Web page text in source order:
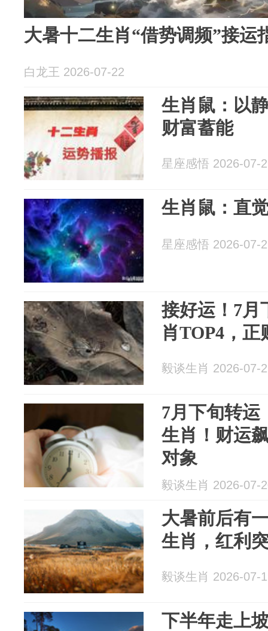
大暑十二生肖“借势调频”接运
白龙王 2026-07-22
生肖鼠：以
财富蓄能
星座感悟 2026-07-
生肖鼠：直
星座感悟 2026-07-
接好运！7月
肖TOP4，
毅谈生肖 2026-07-
7月下旬转运
生肖！财运
对象
毅谈生肖 2026-07-
大暑前后有
生肖，红利
毅谈生肖 2026-07-
下半年走上